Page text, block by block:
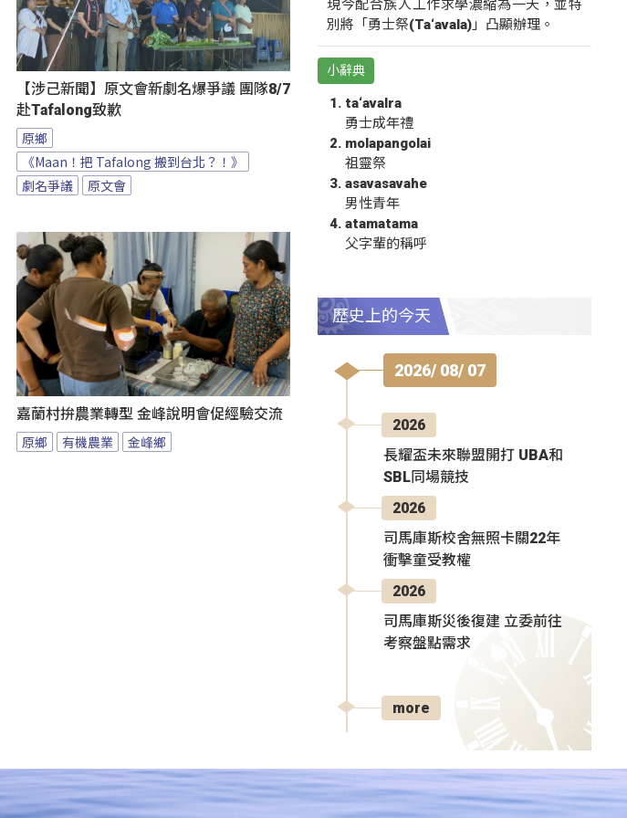
【涉己新聞】原文會新劇名爆爭議 團隊8/7
赴Tafalong致歉
原鄉
《Maan！把 Tafalong 搬到台北？！》
劇名爭議
原文會
嘉蘭村拚農業轉型 金峰說明會促經驗交流
原鄉 有機農業 金峰鄉
現今配合族人工作求學濃縮為一天，並特
別將「勇士祭(Ta‘avala)」凸顯辦理。
小辭典
ta‘avalra
勇士成年禮
molapangolai
祖靈祭
asavasavahe
男性青年
atamatama
父字輩的稱呼
歷史上的今天
2026/ 08/ 07
2026
長耀盃未來聯盟開打 UBA和
SBL同場競技
2026
司馬庫斯校舍無照卡關22年
衝擊童受教權
2026
司馬庫斯災後復建 立委前往
考察盤點需求
more